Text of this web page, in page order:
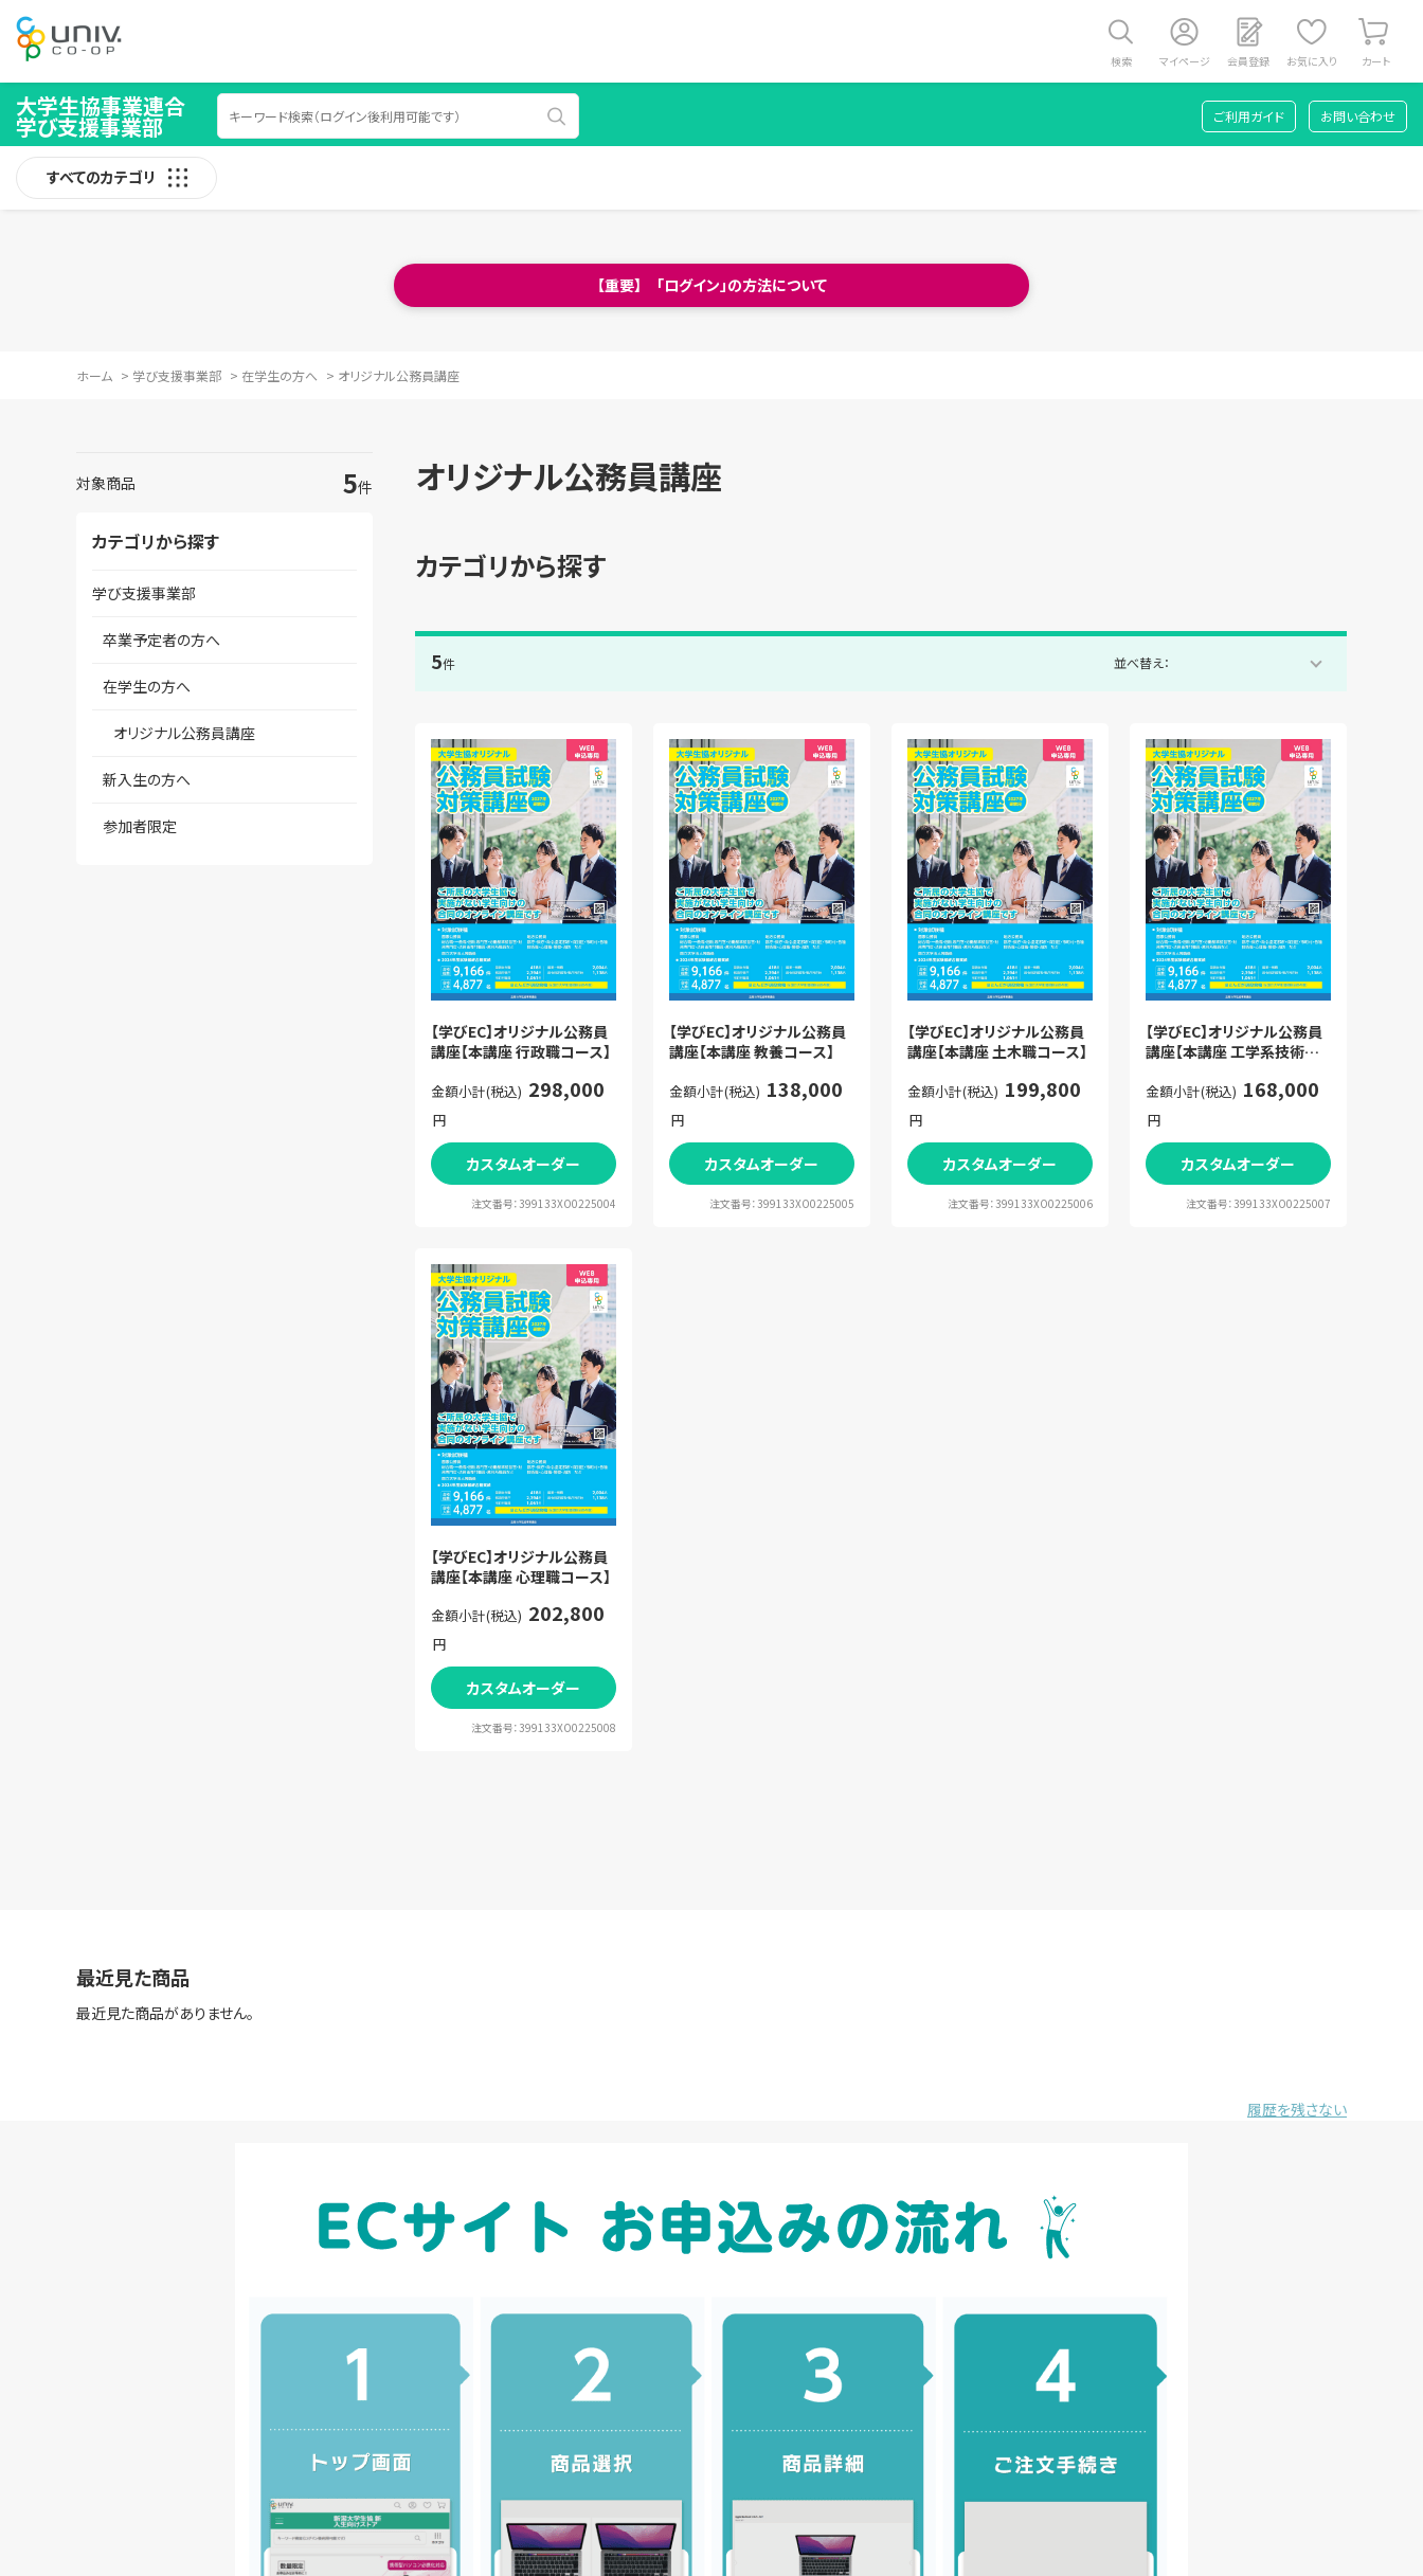
検索 マイページ 会員登録 お気に入り カート
大学生協事業連合
学び支援事業部 ご利用ガイド お問い合わせ
すべてのカテゴリ
【重要】 「ログイン」の方法について
ホーム > 学び支援事業部 > 在学生の方へ > オリジナル公務員講座
対象商品 5件
カテゴリから探す
学び支援事業部
卒業予定者の方へ
在学生の方へ
オリジナル公務員講座
新入生の方へ
参加者限定
オリジナル公務員講座
カテゴリから探す
5件 並べ替え：
【学びEC】オリジナル公務員
講座【本講座 行政職コース】
金額小計(税込) 298,000
円
カスタムオーダー
注文番号：399133XO0225004
【学びEC】オリジナル公務員
講座【本講座 教養コース】
金額小計(税込) 138,000
円
カスタムオーダー
注文番号：399133XO0225005
【学びEC】オリジナル公務員
講座【本講座 土木職コース】
金額小計(税込) 199,800
円
カスタムオーダー
注文番号：399133XO0225006
【学びEC】オリジナル公務員
講座【本講座 工学系技術コ
金額小計(税込) 168,000
円
カスタムオーダー
注文番号：399133XO0225007
【学びEC】オリジナル公務員
講座【本講座 心理職コース】
金額小計(税込) 202,800
円
カスタムオーダー
注文番号：399133XO0225008
最近見た商品
最近見た商品がありません。
履歴を残さない